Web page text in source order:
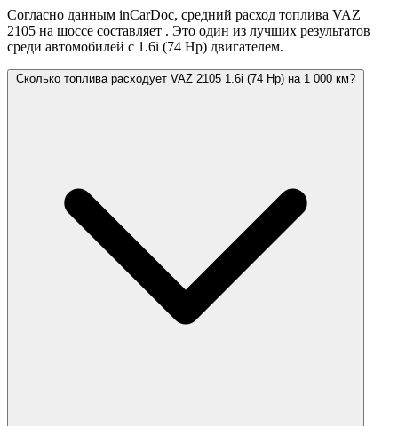
Согласно данным inCarDoc, средний расход топлива VAZ
2105 на шоссе составляет . Это один из лучших результатов
среди автомобилей с 1.6i (74 Hp) двигателем.
Сколько топлива расходует VAZ 2105 1.6i (74 Hp) на 1 000 км?